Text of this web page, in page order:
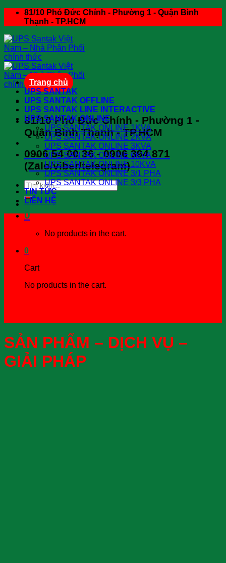
Skip
81/10 Phó Đức Chính - Phường 1 - Quận Bình
Thạnh - TP.HCM
81/10 Phó Đức Chính - Phường 1 -
Quận Bình Thạnh - TP.HCM
0906 54 00 36 - 0906 394 871
(Zalo/viber/telegram)
Search
for:
0
No products in the cart.
0
Cart
No products in the cart.
Trang chủ
UPS SANTAK
UPS SANTAK OFFLINE
UPS SANTAK LINE INTERACTIVE
UPS SANTAK ONLINE
UPS SANTAK ONLINE 1KVA
UPS SANTAK ONLINE 2KVA
UPS SANTAK ONLINE 3KVA
UPS SANTAK ONLINE 6KVA
UPS SANTAK ONLINE 10KVA
UPS SANTAK ONLINE 3/1 PHA
UPS SANTAK ONLINE 3/3 PHA
TIN TỨC
LIÊN HỆ
SẢN PHẨM – DỊCH VỤ –
GIẢI PHÁP